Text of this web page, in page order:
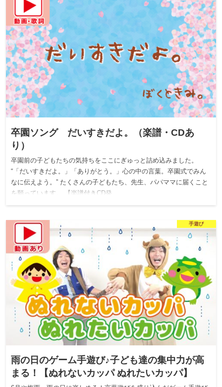
卒園ソング だいすきだよ。（楽譜・CDあ
り）
卒園前の子どもたちの気持ちをここにぎゅっと詰め込みました。
“「だいすきだよ。」「ありがとう。」心の中の言葉。卒園式でみん
なに伝えよう。” たくさんの子どもたち、先生、パパママに届くこと
を願っています。 【楽譜付きCD発…
手遊び
雨の日のゲーム手遊び♪子ども達の集中力が高
まる！【ぬれないカッパ ぬれたいカッパ】